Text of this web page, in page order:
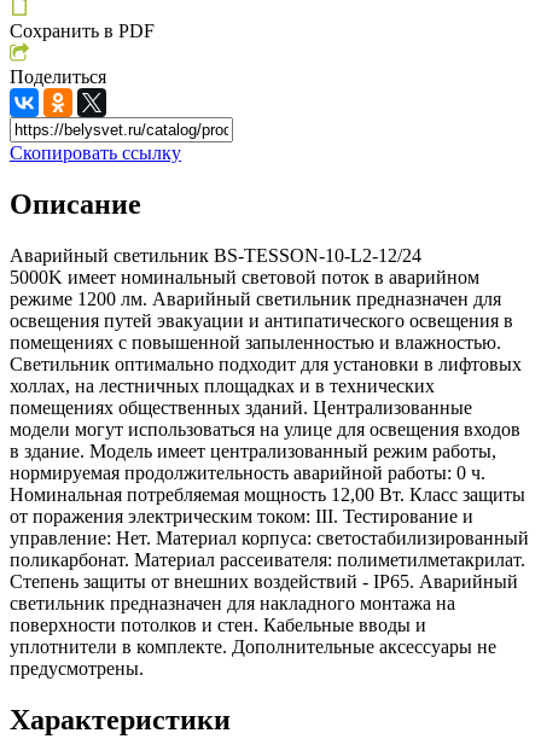
Сохранить в PDF
Поделиться
Скопировать ссылку
Описание
Аварийный светильник BS-TESSON-10-L2-12/24
5000K имеет номинальный световой поток в аварийном
режиме 1200 лм. Аварийный светильник предназначен для
освещения путей эвакуации и антипатического освещения в
помещениях с повышенной запыленностью и влажностью.
Светильник оптимально подходит для установки в лифтовых
холлах, на лестничных площадках и в технических
помещениях общественных зданий. Централизованные
модели могут использоваться на улице для освещения входов
в здание. Модель имеет централизованный режим работы,
нормируемая продолжительность аварийной работы: 0 ч.
Номинальная потребляемая мощность 12,00 Вт. Класс защиты
от поражения электрическим током: III. Тестирование и
управление: Нет. Материал корпуса: светостабилизированный
поликарбонат. Материал рассеивателя: полиметилметакрилат.
Степень защиты от внешних воздействий - IP65. Аварийный
светильник предназначен для накладного монтажа на
поверхности потолков и стен. Кабельные вводы и
уплотнители в комплекте. Дополнительные аксессуары не
предусмотрены.
Характеристики